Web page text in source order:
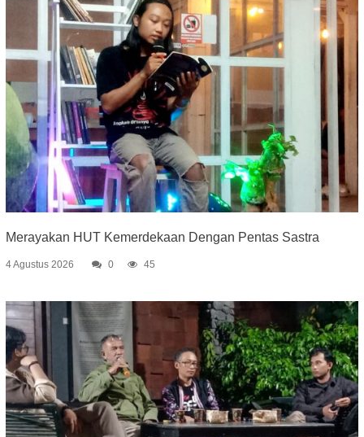
Merayakan HUT Kemerdekaan Dengan Pentas Sastra
4 Agustus 2026 0 45